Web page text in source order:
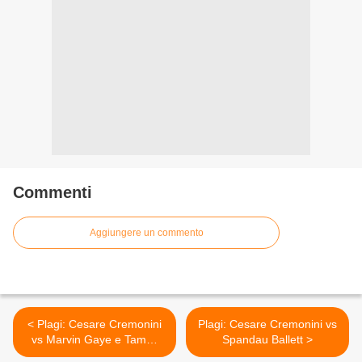
Commenti
Aggiungere un commento
< Plagi: Cesare Cremonini
vs Marvin Gaye e Tammi
Terrell
Plagi: Cesare Cremonini vs
Spandau Ballett >